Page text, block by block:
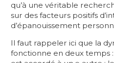
qu’à une véritable
sur des facteurs positifs
d’épanouissement
Il faut rappeler ici que la
fonctionne en deux temps :